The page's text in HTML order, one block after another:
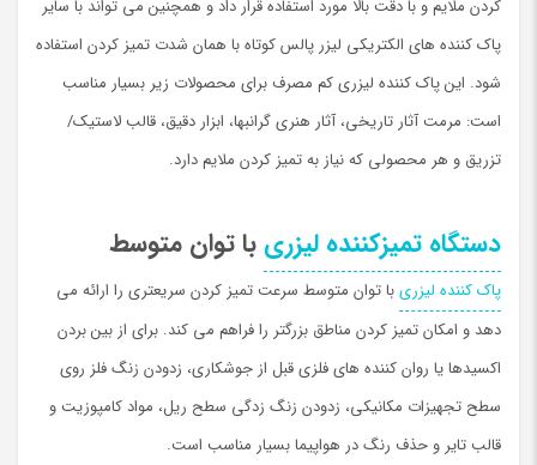
کردن ملایم و با دقت بالا مورد استفاده قرار داد و همچنین می تواند با سایر
پاک کننده های الکتریکی لیزر پالس کوتاه با همان شدت تمیز کردن استفاده
شود. این پاک کننده لیزری کم مصرف برای محصولات زیر بسیار مناسب
است: مرمت آثار تاریخی، آثار هنری گرانبها، ابزار دقیق، قالب لاستیک/
تزریق و هر محصولی که نیاز به تمیز کردن ملایم دارد.
دستگاه تمیزکننده لیزری با توان متوسط
پاک کننده لیزریبا توان متوسط ​​سرعت تمیز کردن سریعتری را ارائه می
دهد و امکان تمیز کردن مناطق بزرگتر را فراهم می کند. برای از بین بردن
اکسیدها یا روان کننده های فلزی قبل از جوشکاری، زدودن زنگ فلز روی
سطح تجهیزات مکانیکی، زدودن زنگ زدگی سطح ریل، مواد کامپوزیت و
قالب تایر و حذف رنگ در هواپیما بسیار مناسب است.